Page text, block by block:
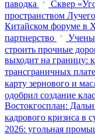
паводка
Сквер
пространством
Китайском форуме в
партнерство
строить прочные
выходит на границу:
трансграничных
карту зернового и
одобрил создание
Востокгосплан:
кадрового кризиса в
2026: угольная